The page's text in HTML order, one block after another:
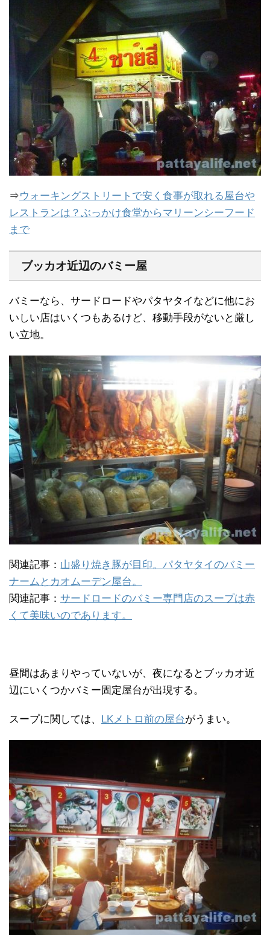
⇒ウォーキングストリートで安く食事が取れる屋台や
レストランは？ぶっかけ食堂からマリーンシーフード
まで
ブッカオ近辺のバミー屋
バミーなら、サードロードやパタヤタイなどに他にお
いしい店はいくつもあるけど、移動手段がないと厳し
い立地。
関連記事： 山盛り焼き豚が目印。パタヤタイのバミー
ナームとカオムーデン屋台。
関連記事： サードロードのバミー専門店のスープは赤
くて美味いのであります。
昼間はあまりやっていないが、夜になるとブッカオ近
辺にいくつかバミー固定屋台が出現する。
スープに関しては、 LKメトロ前の屋台がうまい。